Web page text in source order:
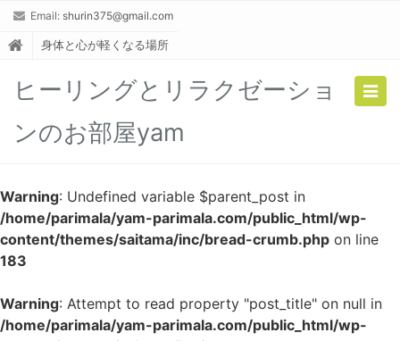
Email: shurin375@gmail.com
身体と心が軽くなる場所
ヒーリングとリラクゼーショ
ンのお部屋yam
Warning: Undefined variable $parent_post in
/home/parimala/yam-parimala.com/public_html/wp-
content/themes/saitama/inc/bread-crumb.php on line
183
Warning: Attempt to read property "post_title" on null in
/home/parimala/yam-parimala.com/public_html/wp-